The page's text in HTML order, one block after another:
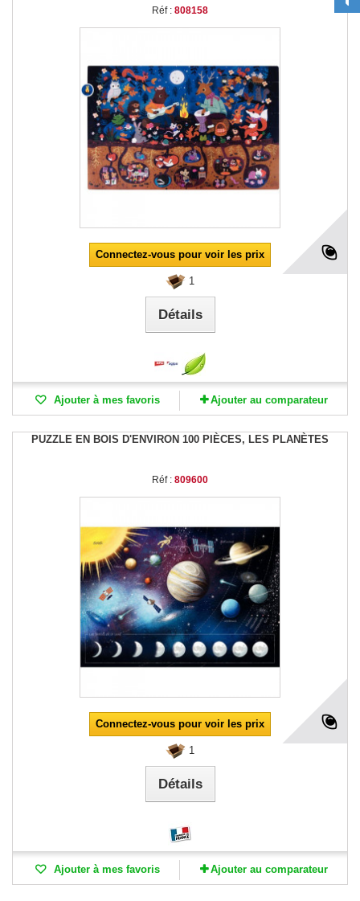
Réf : 808158
Connectez-vous pour voir les prix
1
Détails
Ajouter à mes favoris Ajouter au comparateur
PUZZLE EN BOIS D'ENVIRON 100 PIÈCES, LES PLANÈTES
Réf : 809600
Connectez-vous pour voir les prix
1
Détails
Ajouter à mes favoris Ajouter au comparateur